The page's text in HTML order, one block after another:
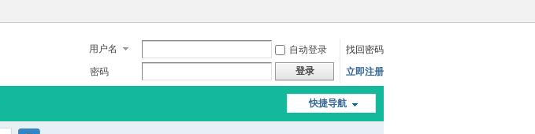
用户名 自动登录
找回密码
密码
登录 立即注册
快捷导航